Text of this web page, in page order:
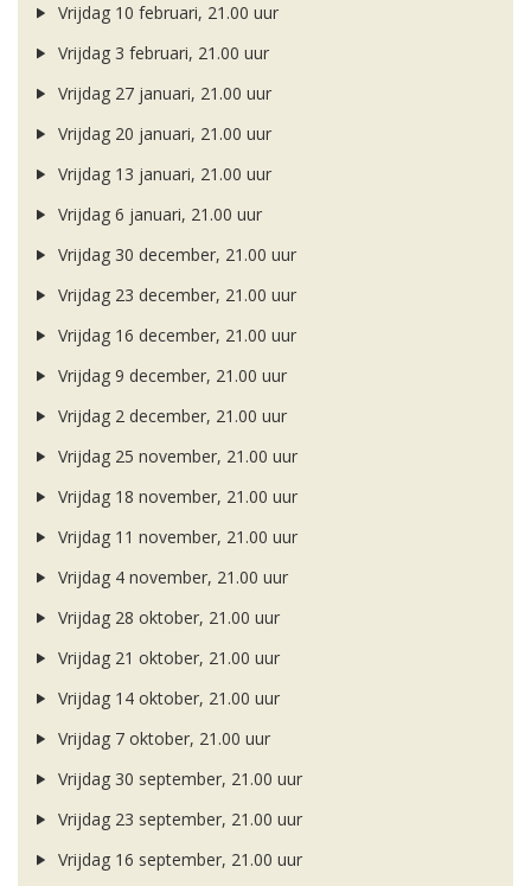
Vrijdag 10 februari, 21.00 uur
Vrijdag 3 februari, 21.00 uur
Vrijdag 27 januari, 21.00 uur
Vrijdag 20 januari, 21.00 uur
Vrijdag 13 januari, 21.00 uur
Vrijdag 6 januari, 21.00 uur
Vrijdag 30 december, 21.00 uur
Vrijdag 23 december, 21.00 uur
Vrijdag 16 december, 21.00 uur
Vrijdag 9 december, 21.00 uur
Vrijdag 2 december, 21.00 uur
Vrijdag 25 november, 21.00 uur
Vrijdag 18 november, 21.00 uur
Vrijdag 11 november, 21.00 uur
Vrijdag 4 november, 21.00 uur
Vrijdag 28 oktober, 21.00 uur
Vrijdag 21 oktober, 21.00 uur
Vrijdag 14 oktober, 21.00 uur
Vrijdag 7 oktober, 21.00 uur
Vrijdag 30 september, 21.00 uur
Vrijdag 23 september, 21.00 uur
Vrijdag 16 september, 21.00 uur